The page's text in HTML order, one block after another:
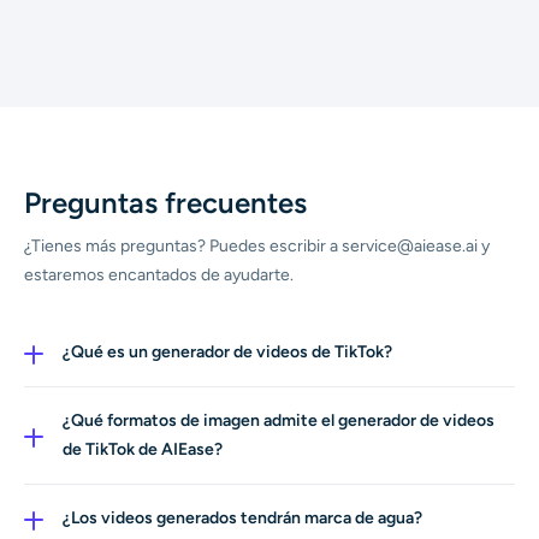
Preguntas frecuentes
¿Tienes más preguntas? Puedes escribir a service@aiease.ai y
estaremos encantados de ayudarte.
¿Qué es un generador de videos de TikTok?
impulsada por IA que crea automáticamente videos
cortos pensados para plataformas como TikTok. Te
(prompt) de lo que quieres ver, eliminando la necesidad
¿Qué formatos de imagen admite el generador de videos
de TikTok de AIEase?
¿Los videos generados tendrán marca de agua?